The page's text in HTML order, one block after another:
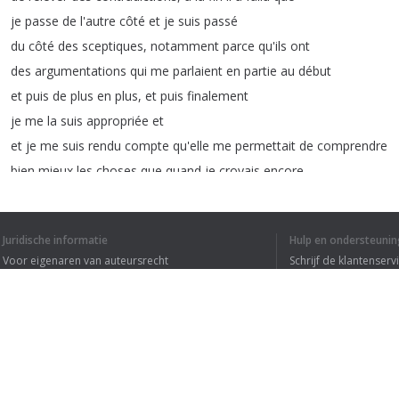
je passe de l'autre côté et je suis passé
du côté des sceptiques, notamment parce qu'ils ont
des argumentations qui me parlaient en partie au début
et puis de plus en plus, et puis finalement
je me la suis appropriée et
et je me suis rendu compte qu'elle me permettait de comprendre
bien mieux les choses que quand je croyais encore
Juridische informatie
Voor eigenaren van auteursrecht
Hulp en
Schrijf de